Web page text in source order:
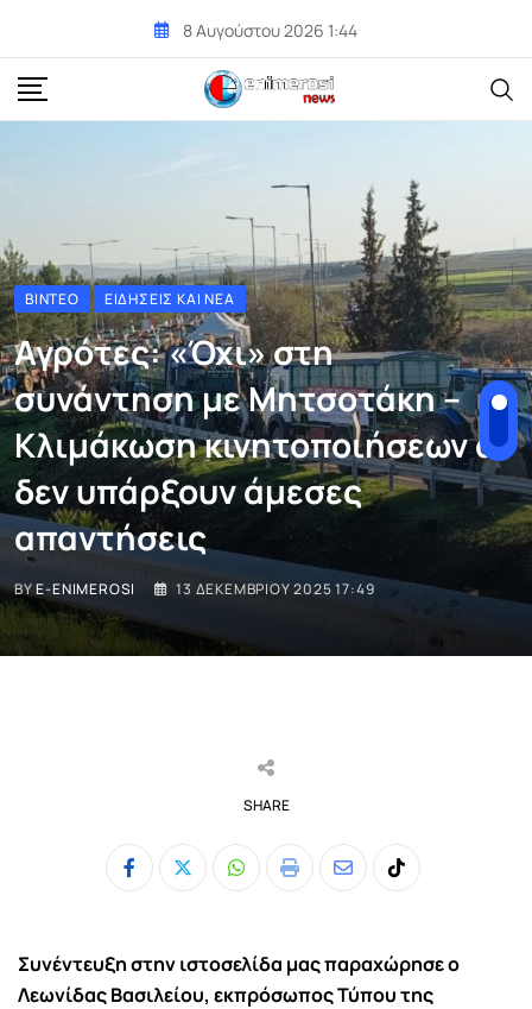
content
8 Αυγούστου 2026 1:44
ΒΊΝΤΕΟ ΕΙΔΉΣΕΙΣ ΚΑΙ ΝΈΑ
Αγρότες: «Όχι» στη
συνάντηση με Μητσοτάκη –
Κλιμάκωση κινητοποιήσεων αν
δεν υπάρξουν άμεσες
απαντήσεις
BYE-ENIMEROSI 13 ΔΕΚΕΜΒΡΊΟΥ 2025 17:49
SHARE
Whatsapp
Print
ShareTiktok
Συνέντευξη στην ιστοσελίδα μαςπαραχώρησε ο
Λεωνίδας Βασιλείου, εκπρόσωπος Τύπου της